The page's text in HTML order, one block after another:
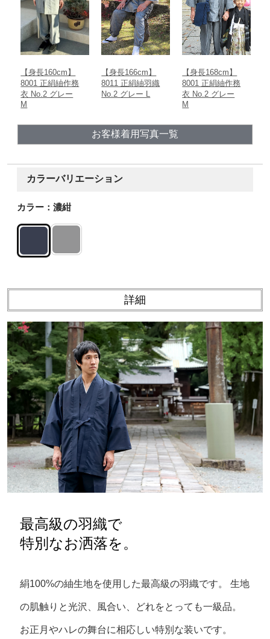
【身長160cm】
8001 正絹紬作務
衣 No.2 グレー
M
【身長166cm】
8011 正絹紬羽織
No.2 グレー L
【身長168cm】
8001 正絹紬作務
衣 No.2 グレー
M
お客様着用写真一覧
カラーバリエーション
カラー：濃紺
詳細
最高級の羽織で
特別なお洒落を。
絹100%の紬生地を使用した最高級の羽織です。 生地
の肌触りと光沢、風合い、どれをとっても一級品。
お正月やハレの舞台に相応しい特別な装いです。